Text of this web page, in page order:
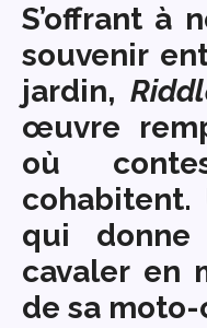
S’offrant à
souvenir
jardin,
œuvre
où
cohabitent.
qui
cavaler en
de sa